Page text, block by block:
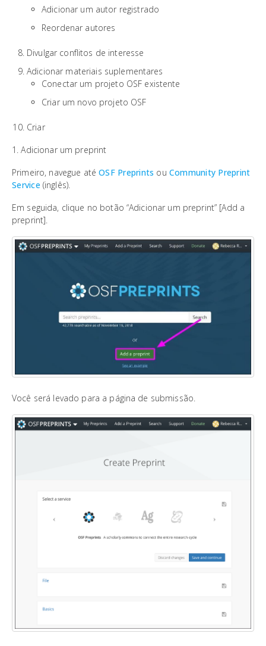
Adicionar um autor registrado
Reordenar autores
Divulgar conflitos de interesse
Adicionar materiais suplementares
Conectar um projeto OSF existente
Criar um novo projeto OSF
Criar
1. Adicionar um preprint
Primeiro, navegue atéOSF Preprints ou Community Preprint
Service (inglês).
Em seguida, clique no botão “Adicionar um preprint” [Add a
preprint].
Você será levado para a página de submissão.